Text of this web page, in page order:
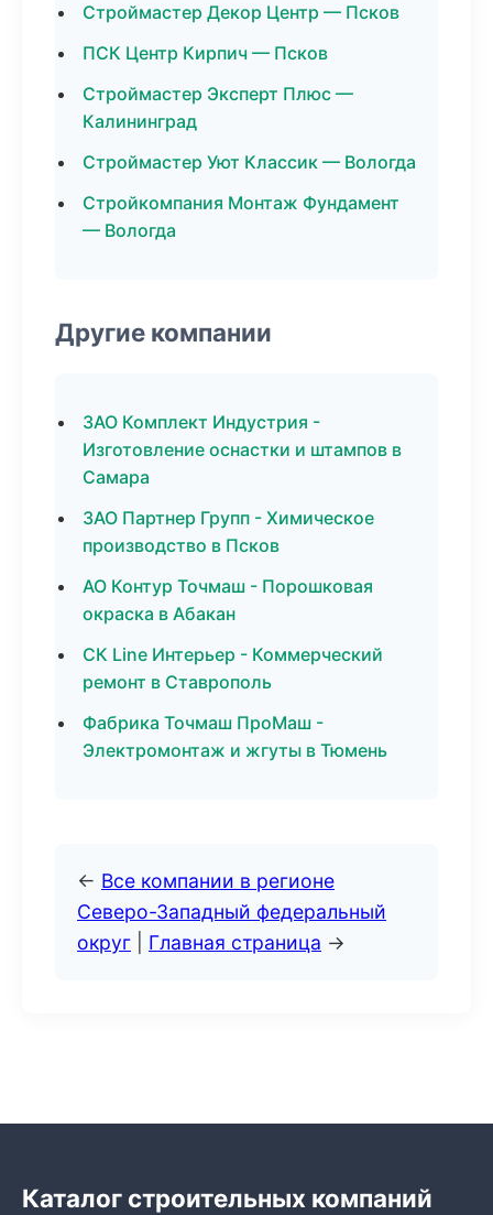
Строймастер Декор Центр — Псков
ПСК Центр Кирпич — Псков
Строймастер Эксперт Плюс —
Калининград
Строймастер Уют Классик — Вологда
Стройкомпания Монтаж Фундамент
— Вологда
Другие компании
ЗАО Комплект Индустрия -
Изготовление оснастки и штампов в
Самара
ЗАО Партнер Групп - Химическое
производство в Псков
АО Контур Точмаш - Порошковая
окраска в Абакан
СК Line Интерьер - Коммерческий
ремонт в Ставрополь
Фабрика Точмаш ПроМаш -
Электромонтаж и жгуты в Тюмень
← Все компании в регионе
Северо-Западный федеральный
округ
Главная страница →
Каталог строительных компаний